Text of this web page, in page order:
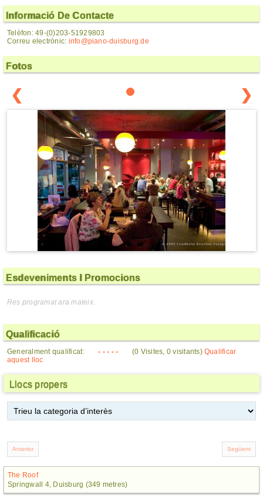
Informació De Contacte
Telèfon: 49-(0)203-51929803
Correu electrònic: info@piano-duisburg.de
Fotos
❮ ❯
Esdeveniments I Promocions
Res programat ara mateix.
Qualificació
Generalment qualificat: - - - - - (0 Visites, 0 visitants)Qualificar
aquest lloc
Llocs propers
The Roof
Springwall 4, Duisburg (349 metres)